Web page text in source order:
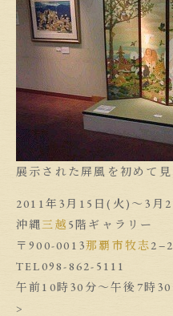
展示された屏風を初めて見
2011年3月15日(火)〜3月
沖縄三越 5階ギャラリー
〒900-0013那覇市牧志
TEL098-862-5111
午前10時30分〜午後7時
>